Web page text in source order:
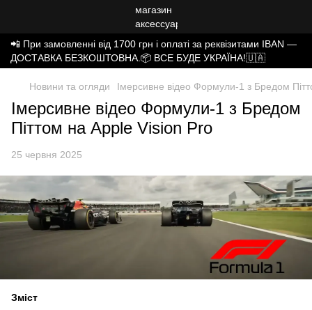
📲 При замовленні від 1700 грн і оплаті за реквізитами IBAN —
ДОСТАВКА БЕЗКОШТОВНА.📦 ВСЕ БУДЕ УКРАЇНА!🇺🇦
Новини та огляди Імерсивне відео Формули-1 з Бредом
Імерсивне відео Формули-1 з Бредом
Піттом на Apple Vision Pro
25 червня 2025
Зміст